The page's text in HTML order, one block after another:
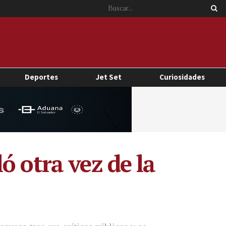
Deportes Jet Set Curiosidades
otra vez de la